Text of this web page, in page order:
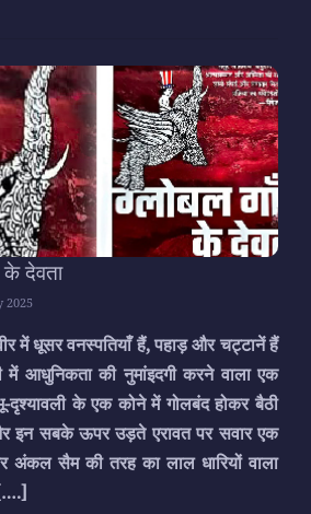
के देवता
2025
में धूसर वनस्पतियाँ हैं, पहाड़ और चट्टानें हैं
में आधुनिकता की नुमांइदगी करने वाला एक
दृश्यावली के एक कोने में गोलबंद होकर बैठी
इन सबके ऊपर उड़ते एरावत पर सवार एक
सैम की तरह का लाल धारियों वाला